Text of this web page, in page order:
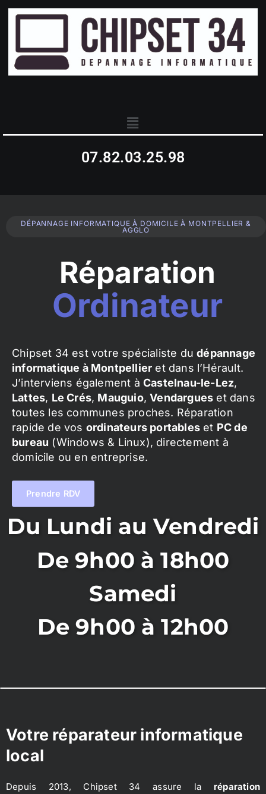
07.82.03.25.98
DÉPANNAGE INFORMATIQUE À DOMICILE À MONTPELLIER &
AGGLO
Réparation
Ordinateur
Chipset 34 est votre spécialiste dudépannage
informatique à Montpellier et dans l’Hérault.
J’interviens également à Castelnau-le-Lez,
Lattes, Le Crés, Mauguio,Vendargues et dans
toutes les communes proches. Réparation
rapide de vos ordinateurs portables et PC de
bureau (Windows & Linux), directement à
domicile ou en entreprise.
Prendre RDV
Du Lundi au Vendredi
De 9h00 à 18h00
Samedi
De 9h00 à 12h00
Votre réparateur informatique
local
Depuis 2013, Chipset 34 assure la réparation